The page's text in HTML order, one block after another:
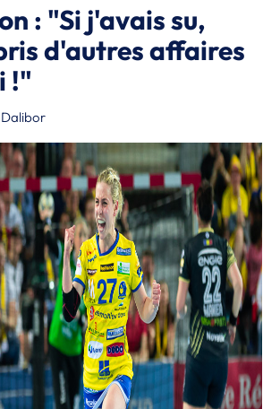
: "Si j'avais su,
d'autres affaires
!"
Dalibor